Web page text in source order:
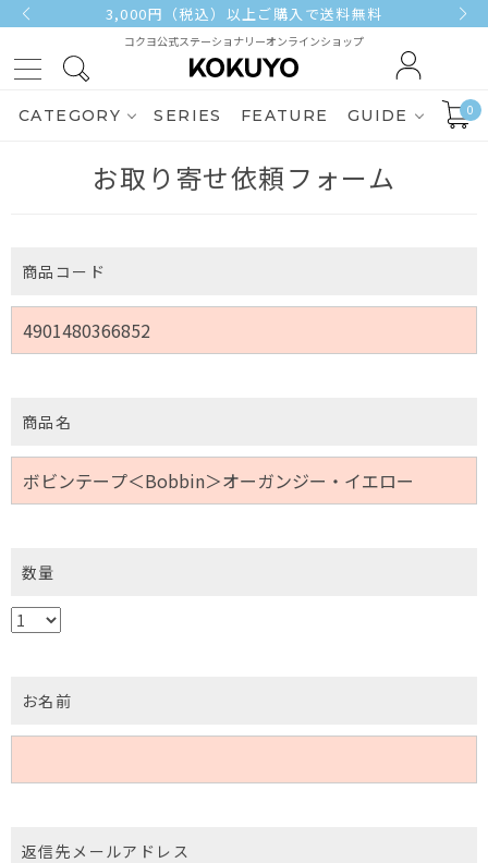
3,000円（税込）以上ご購入で送料無料
コクヨ公式ステーショナリーオンラインショップ
CATEGORY SERIES FEATURE GUIDE 0
お取り寄せ依頼フォーム
商品コード
商品名
数量
お名前
返信先メールアドレス